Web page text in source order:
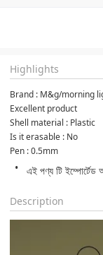
Highlights
Brand : M&g/morning
Excellent product
Shell material : Plastic
Is it erasable : No
Pen : 0.5mm
এই পণ্য টি ইম্পোর্টেড
Description